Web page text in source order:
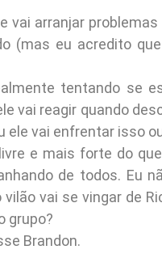
vai arranjar
(mas eu acredito
tentando se
vai reagir quando
ele vai enfrentar isso
e mais forte do
de todos. Eu
vai se vingar de
grupo?
Brandon.